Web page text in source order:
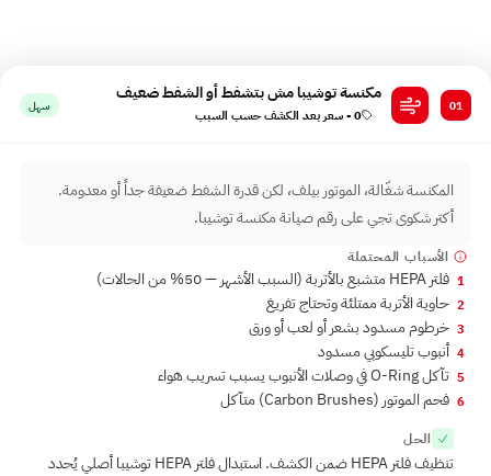
01
مكنسة توشيبا مش بتشفط أو الشفط ضعيف
0 - سعر بعد الكشف حسب السبب
سهل
المكنسة شغّالة، الموتور بيلف، لكن قدرة الشفط ضعيفة جداً أو معدومة.
أكتر شكوى تجي على رقم صيانة مكنسة توشيبا.
الأسباب المحتملة
1 فلتر HEPA متشبع بالأتربة (السبب الأشهر — 50% من الحالات)
2 حاوية الأتربة ممتلئة وتحتاج تفريغ
3 خرطوم مسدود بشعر أو لعب أو ورق
4 أنبوب تليسكوبي مسدود
5 تآكل O-Ring في وصلات الأنبوب يسبب تسريب هواء
6 فحم الموتور ⁨(Carbon Brushes)⁩ متآكل
الحل
تنظيف فلتر HEPA ضمن الكشف. استبدال فلتر HEPA توشيبا أصلي يُحدد